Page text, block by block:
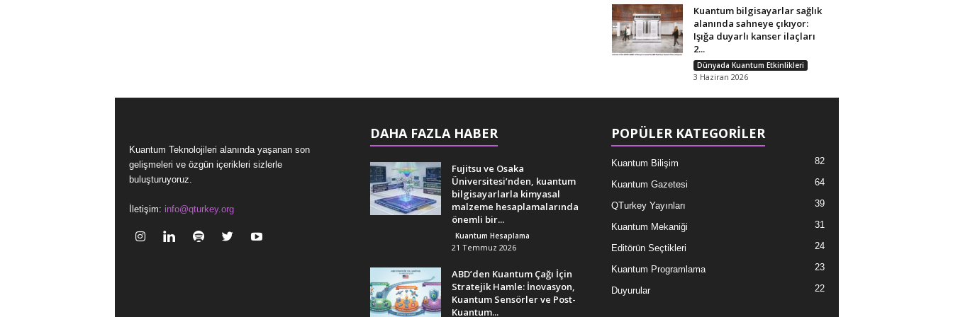
Kuantum bilgisayarlar sağlık
alanında sahneye çıkıyor:
Işığa duyarlı kanser ilaçları
2...
Dünyada Kuantum Etkinlikleri
3 Haziran 2026
Kuantum Teknolojileri alanında yaşanan son
gelişmeleri ve özgün içerikleri sizlerle
buluşturuyoruz.
İletişim: info@qturkey.org
DAHA FAZLA HABER
Fujitsu ve Osaka
Üniversitesi’nden, kuantum
bilgisayarlarla kimyasal
malzeme hesaplamalarında
önemli bir...
Kuantum Hesaplama
21 Temmuz 2026
ABD’den Kuantum Çağı İçin
Stratejik Hamle: İnovasyon,
Kuantum Sensörler ve Post-
Kuantum...
POPÜLER KATEGORİLER
Kuantum Bilişim 82
Kuantum Gazetesi 64
QTurkey Yayınları 39
Kuantum Mekaniği 31
Editörün Seçtikleri 24
Kuantum Programlama 23
Duyurular 22